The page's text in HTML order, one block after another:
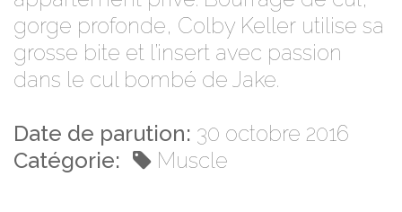
gorge profonde, Colby Keller utilise sa
grosse bite et l’insert avec passion
dans le cul bombé de Jake.
Date de parution: 30 octobre 2016
Catégorie:
Muscle